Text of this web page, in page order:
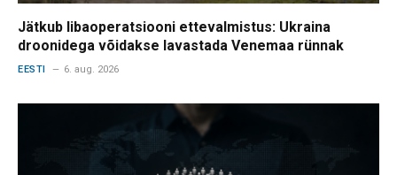
Jätkub libaoperatsiooni ettevalmistus: Ukraina
droonidega võidakse lavastada Venemaa rünnak
EESTI 6. aug. 2026